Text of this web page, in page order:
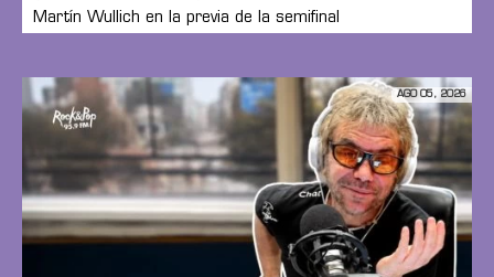
Martín Wullich en la previa de la semifinal
AGO 05, 2026